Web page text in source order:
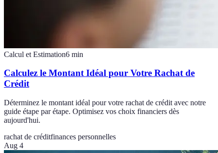
Calcul et Estimation6 min
Calculez le Montant Idéal pour Votre Rachat de
Crédit
Déterminez le montant idéal pour votre rachat de crédit avec notre
guide étape par étape. Optimisez vos choix financiers dès
aujourd'hui.
rachat de créditfinances personnelles
Aug 4